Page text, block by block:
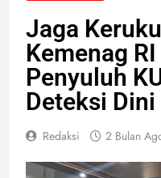
Jaga
Kemenag
Penyuluh
Deteksi
Redaksi 2 Bulan